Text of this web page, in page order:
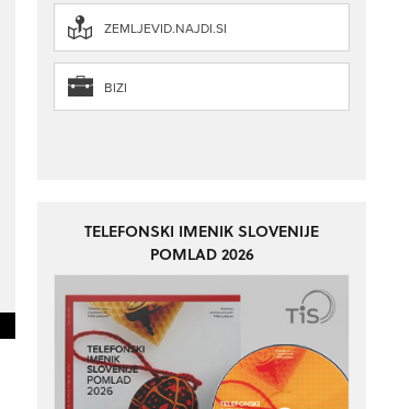
ZEMLJEVID.NAJDI.SI
BIZI
TELEFONSKI IMENIK SLOVENIJE
POMLAD 2026